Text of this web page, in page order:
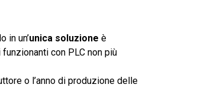
in un’unica soluzione è
con PLC non più
o l’anno di produzione delle